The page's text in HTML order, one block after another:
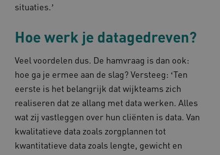
situaties.ʼ
Hoe werk je datagedreven?
Veel voordelen dus. De hamvraag is dan ook:
hoe ga je ermee aan de slag? Versteeg: ʻTen
eerste is het belangrijk dat wijkteams zich
realiseren dat ze allang met data werken. Alles
wat zij vastleggen over hun cliënten is data. Van
kwalitatieve data zoals zorgplannen tot
kwantitatieve data zoals lengte, gewicht en
x-ms-routing-name
Microsoft
.www.omahasystem.nl
Corporation